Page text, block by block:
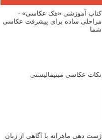
کتاب آموزشی «هک عکاسی» -
مراحلی ساده برای پیشرفت عکاسی
شما
نکات عکاسی مینیمالیستی
ژست دهی ماهرانه با آگاهی از زبان